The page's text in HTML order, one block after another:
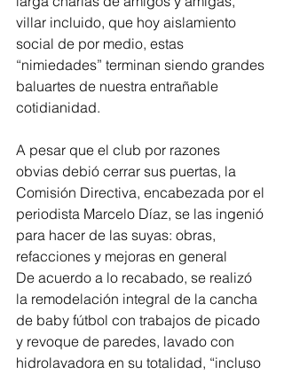
villar incluido, que hoy aislamiento
social de por medio, estas
“nimiedades” terminan siendo grandes
baluartes de nuestra entrañable
cotidianidad.
A pesar que el club por razones
obvias debió cerrar sus puertas, la
Comisión Directiva, encabezada por el
periodista Marcelo Díaz, se las ingenió
para hacer de las suyas: obras,
refacciones y mejoras en general
De acuerdo a lo recabado, se realizó
la remodelación integral de la cancha
de baby fútbol con trabajos de picado
y revoque de paredes, lavado con
hidrolavadora en su totalidad, “incluso